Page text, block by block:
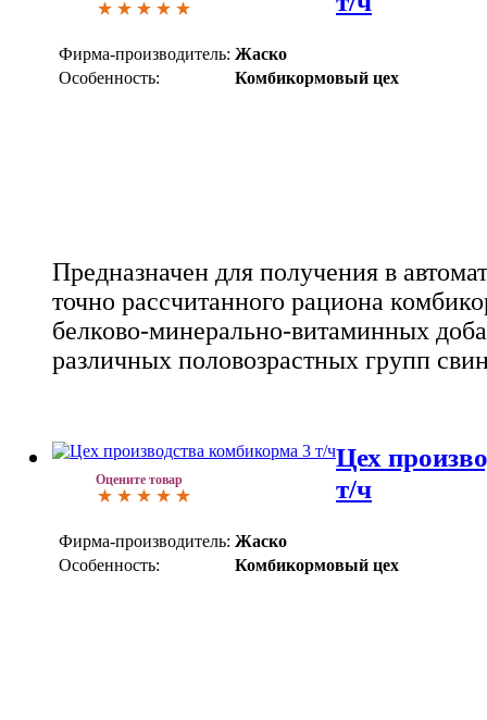
Фирма-производитель: Жаско
Особенность:
Комбикормовый цех
Предназначен для получения в
точно рассчитанного рациона
белково-минерально-витаминных
различных половозрастных групп
Оцените товар
Цех
т/ч
Фирма-производитель: Жаско
Особенность:
Комбикормовый цех